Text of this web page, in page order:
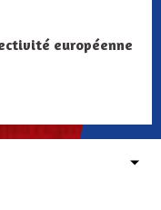
européenne